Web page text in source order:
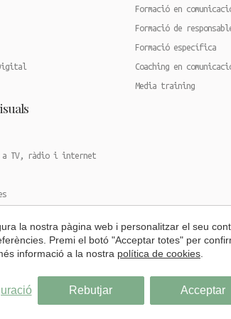
Formació en
Formació de
Formació específica
Coaching en
Media training
a TV, ràdio i internet
la nostra pàgina web i personalitzar el seu
Premi el botó "Acceptar totes" per
informació a la nostra política de cookies
Rebutjar Acceptar